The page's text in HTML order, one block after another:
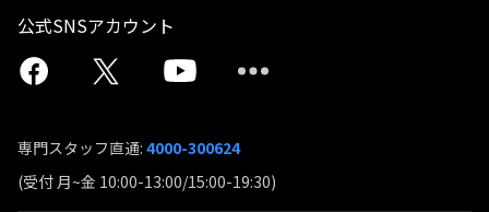
公式SNSアカウント
専門スタッフ直通: 4000-300624
(受付 月~金 10:00-13:00/15:00-19:30)